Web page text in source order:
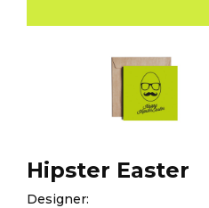
Hipster Easter
Designer: